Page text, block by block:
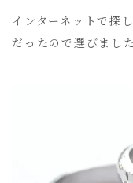
インターネットで探
だったので選びました